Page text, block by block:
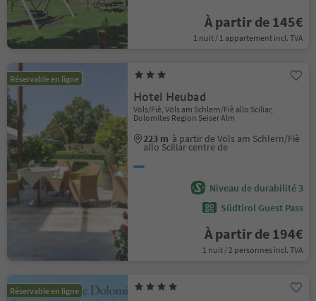
À partir de 145€
1 nuit / 1 appartement incl. TVA
Réservable en ligne
Hotel Heubad
Völs/Fiè, Völs am Schlern/Fiè allo Sciliar,
Dolomites Region Seiser Alm
223 m à partir de Völs am Schlern/Fiè
allo Sciliar centre de
Niveau de durabilité 3
Südtirol Guest Pass
À partir de 194€
1 nuit / 2 personnes incl. TVA
Réservable en ligne